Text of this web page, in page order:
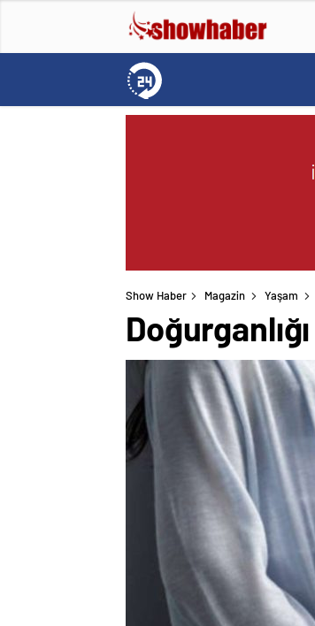
Show Haber Magazin Yaşam